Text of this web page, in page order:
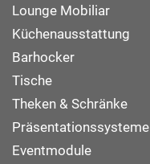
Lounge Mobiliar
Küchenausstattung
Barhocker
Tische
Theken & Schränke
Präsentationssysteme
Eventmodule